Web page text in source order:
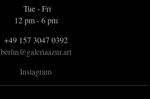
Tue - Fri
12 pm - 6 pm
+49 157 3047 0392
berlin@galeriaazur.art
Instagram